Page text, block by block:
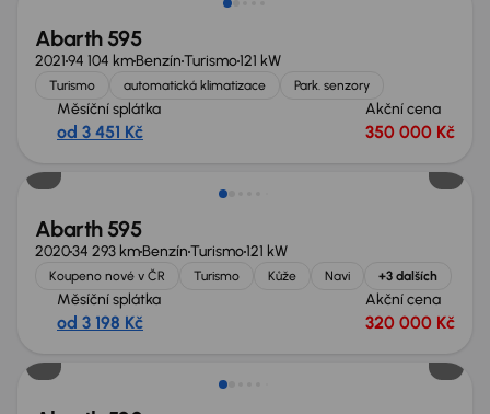
Abarth 595
202194 104 kmBenzínTurismo121 kW
Turismo automatická klimatizace Park. senzory
Měsíční splátka
od 3 451 Kč
Akční cena
350 000 Kč
Abarth 595
202034 293 kmBenzínTurismo121 kW
Koupeno nové v ČR Turismo Kůže Navi +3 dalších
Měsíční splátka
od 3 198 Kč
Akční cena
320 000 Kč